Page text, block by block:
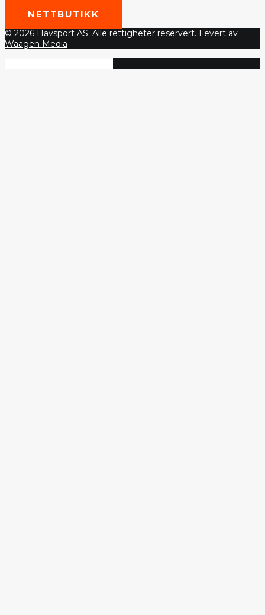
NETTBUTIKK
© 2026 Havsport AS. Alle rettigheter reservert. Levert av
Waagen Media